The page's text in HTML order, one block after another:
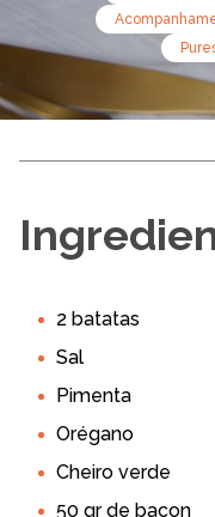
2 batatas
Sal
Pimenta
Orégano
Cheiro verde
50 gr de bacon